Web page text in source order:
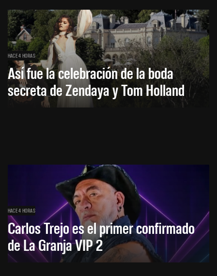
HACE 4 HORAS
Así fue la celebración de la boda
secreta de Zendaya y Tom Holland
HACE 4 HORAS
Carlos Trejo es el primer confirmado
de La Granja VIP 2